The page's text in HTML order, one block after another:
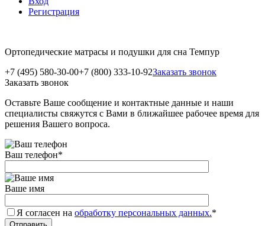
Регистрация
Ортопедические матрасы и подушки для сна Темпур
+7 (495) 580-30-00+7 (800) 333-10-92Заказать звонок
Заказать звонок
Оставьте Ваше сообщение и контактные данные и наши
специалисты свяжутся с Вами в ближайшее рабочее время для
решения Вашего вопроса.
Ваш телефон*
Ваше имя
Я согласен на обработку персональных данных.*